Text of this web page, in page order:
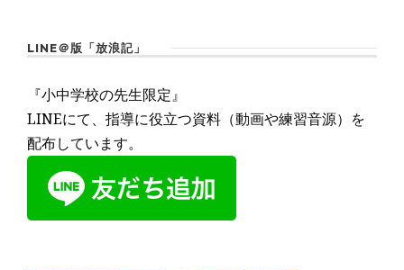
LINE＠版「放浪記」
『小中学校の先生限定』
LINEにて、指導に役立つ資料（動画や練習音源）を
配布しています。